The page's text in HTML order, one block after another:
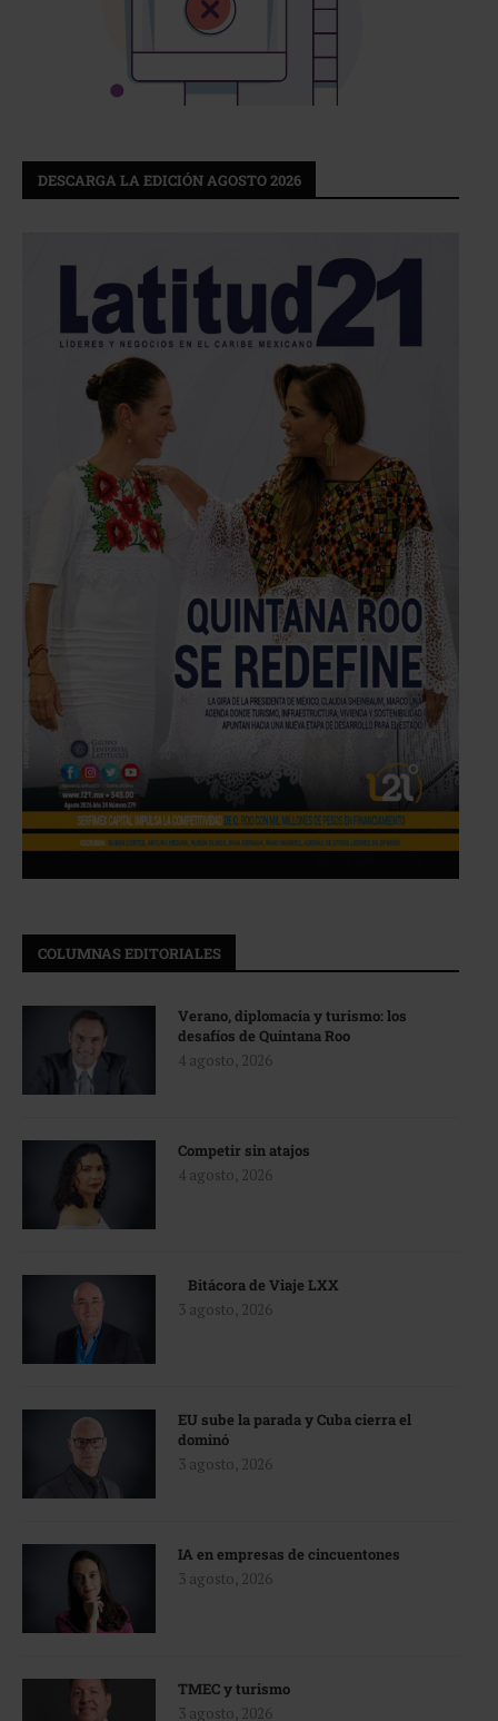
DESCARGA LA EDICIÓN AGOSTO 2026
COLUMNAS EDITORIALES
Verano, diplomacia y turismo: los
desafíos de Quintana Roo
4 agosto, 2026
Competir sin atajos
4 agosto, 2026
Bitácora de Viaje LXX
3 agosto, 2026
EU sube la parada y Cuba cierra el
dominó
3 agosto, 2026
IA en empresas de cincuentones
3 agosto, 2026
TMEC y turismo
3 agosto, 2026